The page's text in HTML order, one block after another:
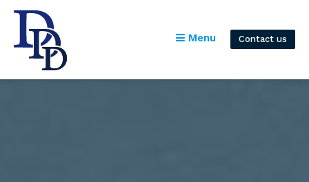
Menu Contact us